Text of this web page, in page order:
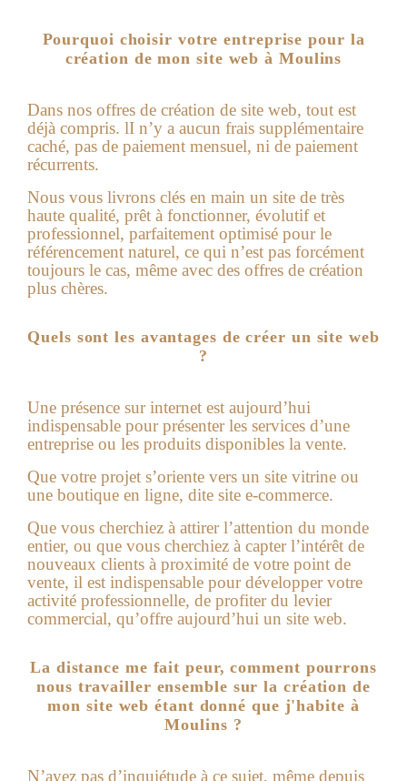
Pourquoi choisir votre entreprise pour la
création de mon site web à Moulins
Dans nos offres de création de site web, tout est
déjà compris. lI n’y a aucun frais supplémentaire
caché, pas de paiement mensuel, ni de paiement
récurrents.
Nous vous livrons clés en main un site de très
haute qualité, prêt à fonctionner, évolutif et
professionnel, parfaitement optimisé pour le
référencement naturel, ce qui n’est pas forcément
toujours le cas, même avec des offres de création
plus chères.
Quels sont les avantages de créer un site web
?
Une présence sur internet est aujourd’hui
indispensable pour présenter les services d’une
entreprise ou les produits disponibles la vente.
Que votre projet s’oriente vers un site vitrine ou
une boutique en ligne, dite site e-commerce.
Que vous cherchiez à attirer l’attention du monde
entier, ou que vous cherchiez à capter l’intérêt de
nouveaux clients à proximité de votre point de
vente, il est indispensable pour développer votre
activité professionnelle, de profiter du levier
commercial, qu’offre aujourd’hui un site web.
La distance me fait peur, comment pourrons
nous travailler ensemble sur la création de
mon site web étant donné que j'habite à
Moulins ?
N’ayez pas d’inquiétude à ce sujet, même depuis